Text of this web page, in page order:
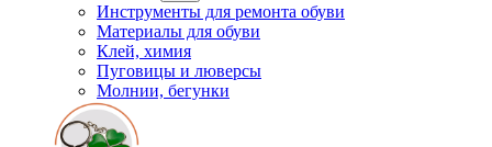
Инструменты для ремонта обуви
Материалы для обуви
Клей, химия
Пуговицы и люверсы
Молнии, бегунки